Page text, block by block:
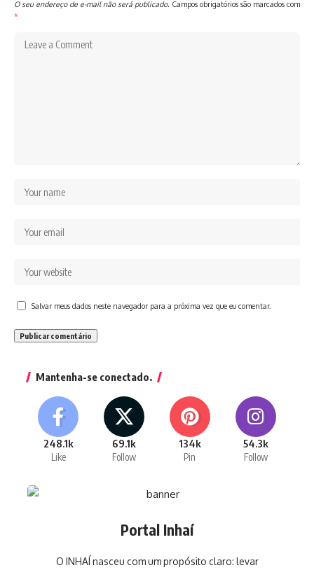
O seu endereço de e-mail não será publicado. Campos obrigatórios são marcados com
*
Salvar meus dados neste navegador para a próxima vez que eu comentar.
Mantenha-se conectado.
248.1k
Like
69.1k
Follow
134k
Pin
54.3k
Follow
Portal Inhaí
O INHAÍ nasceu com um propósito claro: levar